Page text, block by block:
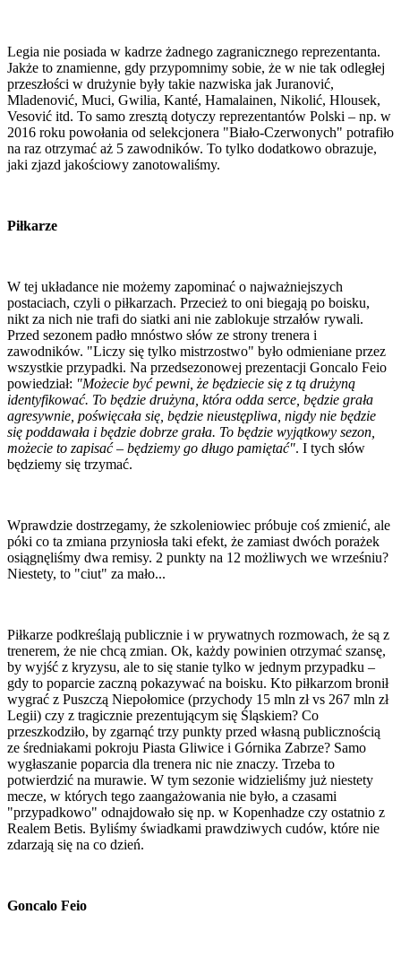
Legia nie posiada w kadrze żadnego zagranicznego reprezentanta.
Jakże to znamienne, gdy przypomnimy sobie, że w nie tak odległej
przeszłości w drużynie były takie nazwiska jak Juranović,
Mladenović, Muci, Gwilia, Kanté, Hamalainen, Nikolić, Hlousek,
Vesović itd. To samo zresztą dotyczy reprezentantów Polski – np. w
2016 roku powołania od selekcjonera "Biało-Czerwonych" potrafiło
na raz otrzymać aż 5 zawodników. To tylko dodatkowo obrazuje,
jaki zjazd jakościowy zanotowaliśmy.
Piłkarze
W tej układance nie możemy zapominać o najważniejszych
postaciach, czyli o piłkarzach. Przecież to oni biegają po boisku,
nikt za nich nie trafi do siatki ani nie zablokuje strzałów rywali.
Przed sezonem padło mnóstwo słów ze strony trenera i
zawodników. "Liczy się tylko mistrzostwo" było odmieniane przez
wszystkie przypadki. Na przedsezonowej prezentacji Goncalo Feio
powiedział: "Możecie być pewni, że będziecie się z tą drużyną
identyfikować. To będzie drużyna, która odda serce, będzie grała
agresywnie, poświęcała się, będzie nieustępliwa, nigdy nie będzie
się poddawała i będzie dobrze grała. To będzie wyjątkowy sezon,
możecie to zapisać – będziemy go długo pamiętać". I tych słów
będziemy się trzymać.
Wprawdzie dostrzegamy, że szkoleniowiec próbuje coś zmienić, ale
póki co ta zmiana przyniosła taki efekt, że zamiast dwóch porażek
osiągnęliśmy dwa remisy. 2 punkty na 12 możliwych we wrześniu?
Niestety, to "ciut" za mało...
Piłkarze podkreślają publicznie i w prywatnych rozmowach, że są z
trenerem, że nie chcą zmian. Ok, każdy powinien otrzymać szansę,
by wyjść z kryzysu, ale to się stanie tylko w jednym przypadku –
gdy to poparcie zaczną pokazywać na boisku. Kto piłkarzom bronił
wygrać z Puszczą Niepołomice (przychody 15 mln zł vs 267 mln zł
Legii) czy z tragicznie prezentującym się Śląskiem? Co
przeszkodziło, by zgarnąć trzy punkty przed własną publicznością
ze średniakami pokroju Piasta Gliwice i Górnika Zabrze? Samo
wygłaszanie poparcia dla trenera nic nie znaczy. Trzeba to
potwierdzić na murawie. W tym sezonie widzieliśmy już niestety
mecze, w których tego zaangażowania nie było, a czasami
"przypadkowo" odnajdowało się np. w Kopenhadze czy ostatnio z
Realem Betis. Byliśmy świadkami prawdziwych cudów, które nie
zdarzają się na co dzień.
Goncalo Feio